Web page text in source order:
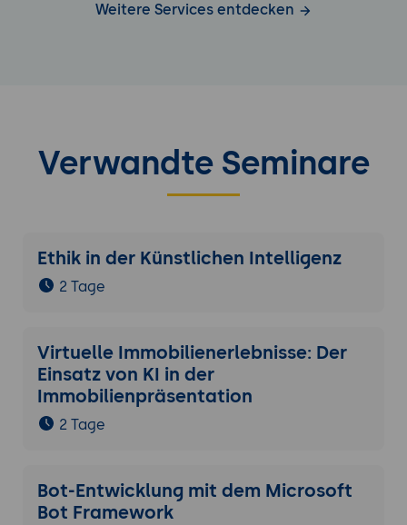
Weitere Services entdecken
Verwandte Seminare
Ethik in der Künstlichen Intelligenz
2 Tage
Virtuelle Immobilienerlebnisse: Der
Einsatz von KI in der
Immobilienpräsentation
2 Tage
Bot-Entwicklung mit dem Microsoft
Bot Framework